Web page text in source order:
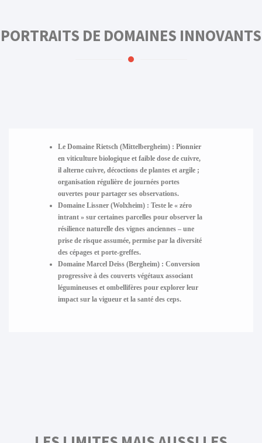
PORTRAITS DE DOMAINES INNOVANTS
Le Domaine Rietsch (Mittelbergheim) : Pionnier
en viticulture biologique et faible dose de cuivre,
il alterne cuivre, décoctions de plantes et argile ;
organisation régulière de journées portes
ouvertes pour partager ses observations.
Domaine Lissner (Wolxheim) : Teste le « zéro
intrant » sur certaines parcelles pour observer la
résilience naturelle des vignes anciennes – une
prise de risque assumée, permise par la diversité
des cépages et porte-greffes.
Domaine Marcel Deiss (Bergheim) : Conversion
progressive à des couverts végétaux associant
légumineuses et ombellifères pour explorer leur
impact sur la vigueur et la santé des ceps.